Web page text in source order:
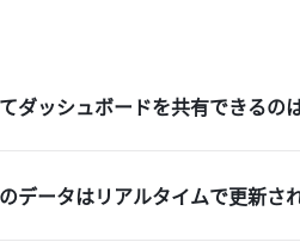
ダッシュボードを共有できるの
データはリアルタイムで更新さ